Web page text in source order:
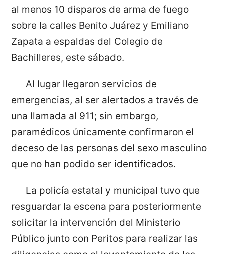
al menos 10 disparos de arma de fuego
sobre la calles Benito Juárez y Emiliano
Zapata a espaldas del Colegio de
Bachilleres, este sábado.
Al lugar llegaron servicios de
emergencias, al ser alertados a través de
una llamada al 911; sin embargo,
paramédicos únicamente confirmaron el
deceso de las personas del sexo masculino
que no han podido ser identificados.
La policía estatal y municipal tuvo que
resguardar la escena para posteriormente
solicitar la intervención del Ministerio
Público junto con Peritos para realizar las